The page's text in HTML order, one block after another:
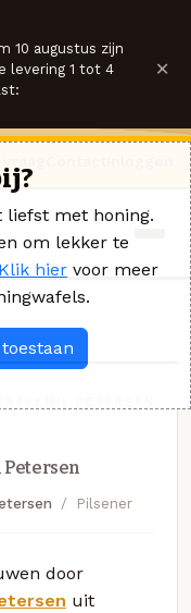
10 augustus zijn
levering 1 tot 4
×
Pilsener
door
uit
liefst met honing.
om lekker te
Klik hier voor meer